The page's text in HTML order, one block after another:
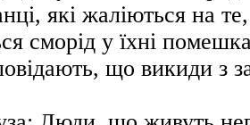
які жаліються на
сморід у їхні
що викиди з